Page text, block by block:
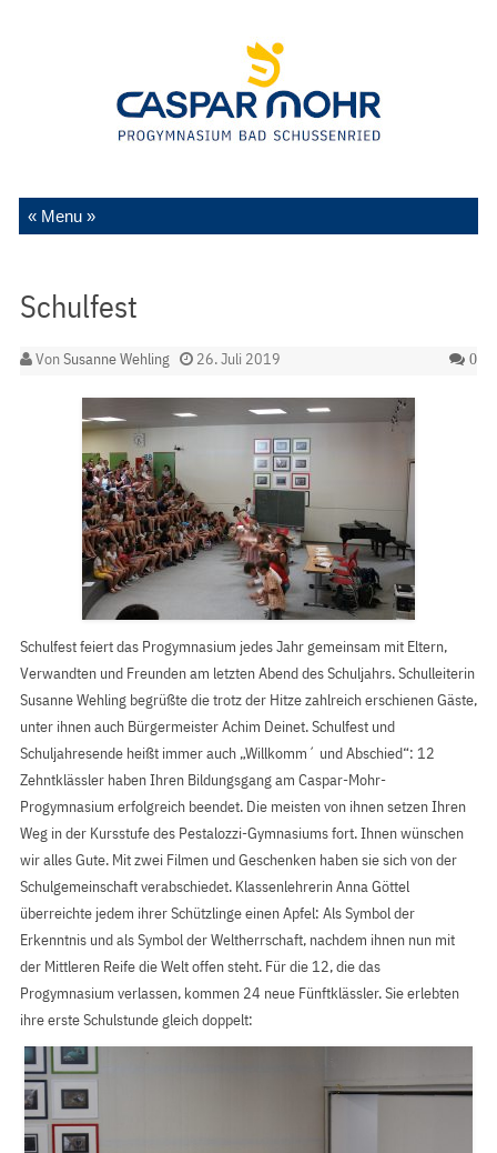
Zum Inhalt springen
Schulfest
VonSusanne Wehling 26. Juli 2019 0
Schulfest feiert das Progymnasium jedes Jahr gemeinsam mit Eltern,
Verwandten und Freunden am letzten Abend des Schuljahrs. Schulleiterin
Susanne Wehling begrüßte die trotz der Hitze zahlreich erschienen Gäste,
unter ihnen auch Bürgermeister Achim Deinet. Schulfest und
Schuljahresende heißt immer auch „Willkomm´ und Abschied“: 12
Zehntklässler haben Ihren Bildungsgang am Caspar-Mohr-
Progymnasium erfolgreich beendet. Die meisten von ihnen setzen Ihren
Weg in der Kursstufe des Pestalozzi-Gymnasiums fort. Ihnen wünschen
wir alles Gute. Mit zwei Filmen und Geschenken haben sie sich von der
Schulgemeinschaft verabschiedet. Klassenlehrerin Anna Göttel
überreichte jedem ihrer Schützlinge einen Apfel: Als Symbol der
Erkenntnis und als Symbol der Weltherrschaft, nachdem ihnen nun mit
der Mittleren Reife die Welt offen steht. Für die 12, die das
Progymnasium verlassen, kommen 24 neue Fünftklässler. Sie erlebten
ihre erste Schulstunde gleich doppelt: